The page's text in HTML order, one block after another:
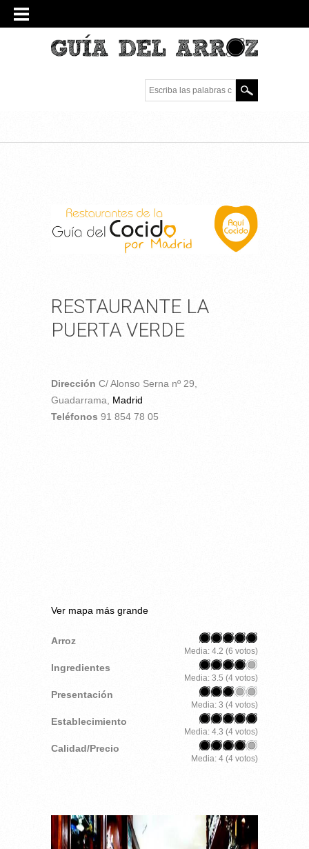
Escriba las palabras
clave.
RESTAURANTE LA
PUERTA VERDE
Dirección C/ Alonso Serna nº 29,
Guadarrama, Madrid
Teléfonos 91 854 78 05
Ver mapa más grande
Arroz
Media: 4.2 (6 votos)
Ingredientes
Media: 3.5 (4 votos)
Presentación
Media: 3 (4 votos)
Establecimiento
Media: 4.3 (4 votos)
Calidad/Precio
Media: 4 (4 votos)